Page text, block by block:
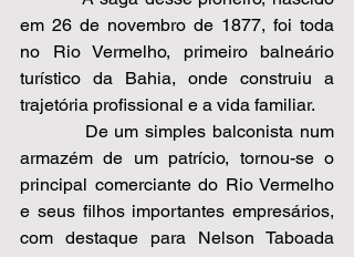
em 26 de novembro de 1877, foi toda
no Rio Vermelho, primeiro balneário
turístico da Bahia, onde construiu a
trajetória profissional e a vida familiar.
armazém de um patrício, tornou-se o
principal comerciante do Rio Vermelho
e seus filhos importantes empresários,
com destaque para Nelson Taboada